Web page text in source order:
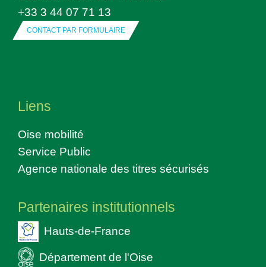
+33 3 44 07 71 13
CONTACT PAR FORMULAIRE
Liens
Oise mobilité
Service Public
Agence nationale des titres sécurisés
Partenaires institutionnels
Hauts-de-France
Département de l'Oise